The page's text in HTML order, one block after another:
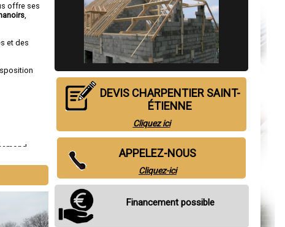
offre ses
et des
DEVIS CHARPENTIER SAINT-
ÉTIENNE
Cliquez ici
APPELEZ-NOUS
Cliquez-ici
Financement possible